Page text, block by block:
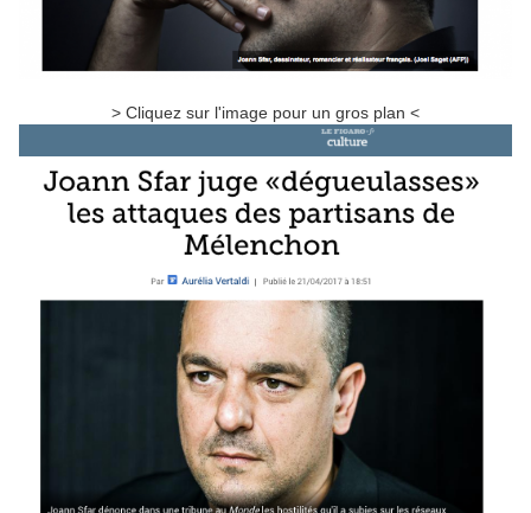
> Cliquez sur l'image pour un gros plan <